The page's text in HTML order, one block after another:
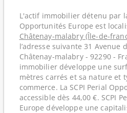
L'actif immobilier détenu par
Opportunités Europe est
Châtenay-malabry (Île-de-
l’adresse suivante 31 Avenue
Châtenay-malabry - 92290 -
immobilier développe une
mètres carrés et sa nature et
commerce. La SCPI Perial
accessible dès 44,00 €. SCPI
Europe développe une